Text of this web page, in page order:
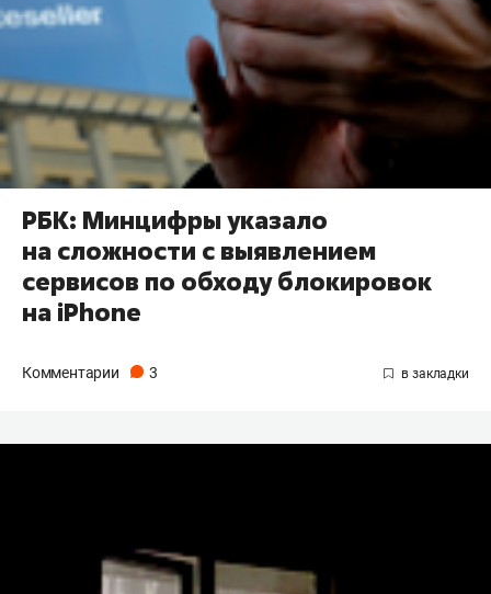
РБК: Минцифры указало
на сложности с выявлением
сервисов по обходу блокировок
на iPhone
Комментарии 3